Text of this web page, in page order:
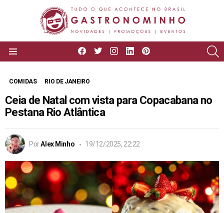
facebooktwitterinstagram
linkedin
COMIDAS RIO DE JANEIRO
Ceia de Natal com vista para Copacabana no
Pestana Rio Atlântica
PorAlex Minho 19/12/2025, 22:22